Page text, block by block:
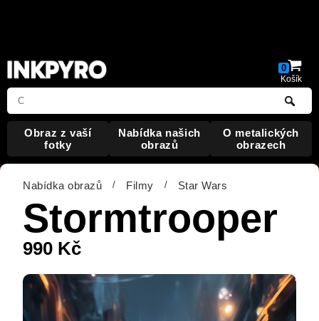
Obraz z vaší
fotky
Nabídkanašich
obrazů
O metalických
obrazech
0
Košík
Nabídka obrazů / Filmy / Star Wars
Stormtrooper
990 Kč